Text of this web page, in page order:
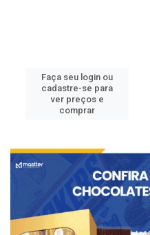
Faça seu login ou
cadastre-se para
ver preços e
comprar